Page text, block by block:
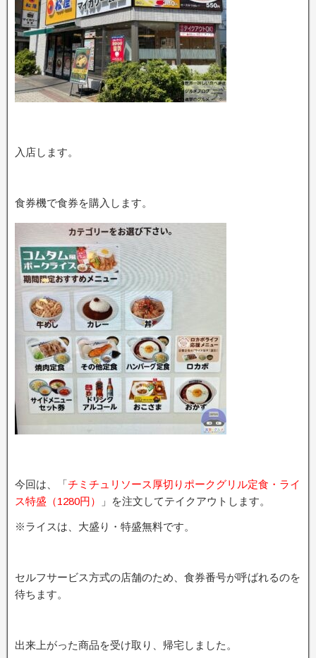
入店します。
食券機で食券を購入します。
今回は、「チミチュリソース厚切りポークグリル定食・ライ
ス特盛（1280円）
」を注文してテイクアウトします。
※ライスは、大盛り・特盛無料です。
セルフサービス方式の店舗のため、食券番号が呼ばれるのを
待ちます。
出来上がった商品を受け取り、帰宅しました。